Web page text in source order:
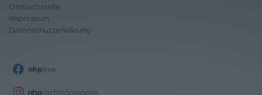
Ombudsstelle
Impressum
Datenschutzerklärung